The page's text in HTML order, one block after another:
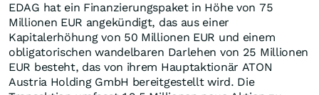
EDAG hat ein Finanzierungspaket in Höhe von 75
Millionen EUR angekündigt, das aus einer
Kapitalerhöhung von 50 Millionen EUR und einem
obligatorischen wandelbaren Darlehen von 25 Millionen
EUR besteht, das von ihrem Hauptaktionär ATON
Austria Holding GmbH bereitgestellt wird. Die